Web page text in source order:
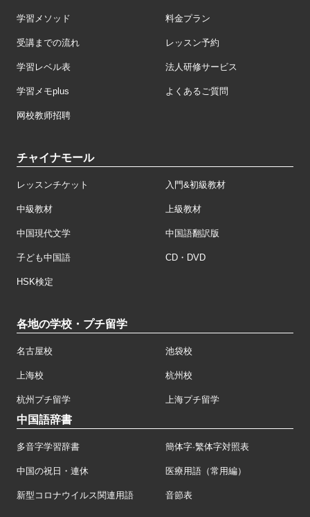
学習メソッド 料金プラン
受講までの流れ レッスン予約
学習レベル表 法人研修サービス
学習メモplus よくあるご質問
网校教师招聘
チャイナモール
レッスンチケット 入門&初級教材
中級教材 上級教材
中国現代文学 中国語翻訳版
子ども中国語 CD・DVD
HSK検定
各地の学校・プチ留学
名古屋校 池袋校
上海校 杭州校
杭州プチ留学 上海プチ留学
中国語辞書
多音字学習辞書 簡体字·繁体字対照表
中国の祝日・連休 医療用語（常用編）
新型コロナウイルス関連用語 音節表